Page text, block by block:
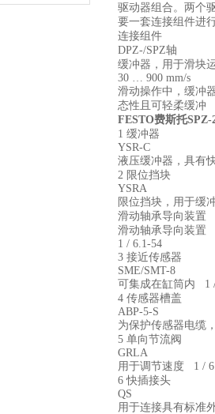
驱动器组合。两个
要一套连接组件进
连接组件
DPZ-/SPZ轴
缓冲器，用于滑块
30 … 900 mm/s
滑动操作中，缓冲
态性且可轻柔缓冲
FESTO费斯托
1 缓冲器
YSR-C
液压缓冲器，具有
2 限位挡块
YSRA
限位挡块，用于缓
滑动轴承导向装置
滑动轴承导向装置
1 / 6.1-54
3 接近传感器
SME/SMT-8
可集成在缸筒内 1
4 传感器槽盖
ABP-5-S
为保护传感器电缆
5 单向节流阀
GRLA
用于调节速度 1 /
6 快插接头
QS
用于连接具有标准